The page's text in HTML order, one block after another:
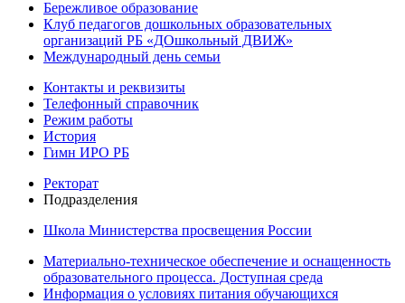
Бережливое образование
Клуб педагогов дошкольных образовательных
организаций РБ «ДОшкольный ДВИЖ»
Международный день семьи
Контакты и реквизиты
Телефонный справочник
Режим работы
История
Гимн ИРО РБ
Ректорат
Подразделения
Школа Министерства просвещения России
Материально-техническое обеспечение и оснащенность
образовательного процесса. Доступная среда
Информация о условиях питания обучающихся